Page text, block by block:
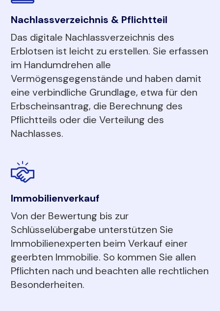
Nachlassverzeichnis & Pflichtteil
Das digitale Nachlassverzeichnis des
Erblotsen ist leicht zu erstellen. Sie erfassen
im Handumdrehen alle
Vermögensgegenstände und haben damit
eine verbindliche Grundlage, etwa für den
Erbscheinsantrag, die Berechnung des
Pflichtteils oder die Verteilung des
Nachlasses.
Immobilienverkauf
Von der Bewertung bis zur
Schlüsselübergabe unterstützen Sie
Immobilienexperten beim Verkauf einer
geerbten Immobilie. So kommen Sie allen
Pflichten nach und beachten alle rechtlichen
Besonderheiten.